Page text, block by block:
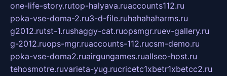
one-life-story.rutop-halyava.ruaccounts112.ru
poka-vse-doma-2.ru3-d-file.ruhahahaharms.ru
g2012.rutst-1.rushaggy-cat.ruopsmgr.ruev-gallery.ru
g-2012.ruops-mgr.ruaccounts-112.rucsm-demo.ru
poka-vse-doma2.ruairgungames.ruallseo-host.ru
tehosmotre.ruvarieta-yug.rucricetc1xbetr1xbetcc2.ru